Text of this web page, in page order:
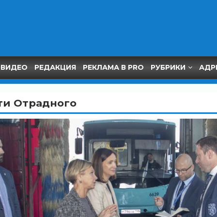
ВИДЕО РЕДАКЦИЯ РЕКЛАМА В PRO РУБРИКИ
Отрадного